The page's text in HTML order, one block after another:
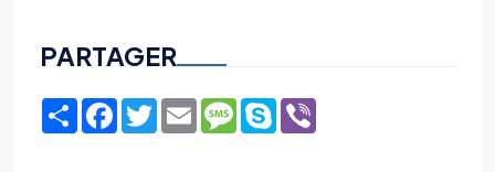
PARTAGER
ShareFacebook
TwitterEmailMessage
Skype